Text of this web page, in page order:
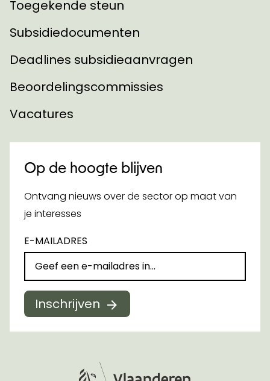
Toegekende steun
Subsidiedocumenten
Deadlines subsidieaanvragen
Beoordelingscommissies
Vacatures
Op de hoogte blijven
Ontvang nieuws over de sector op maat van
je interesses
E-MAILADRES
Inschrijven